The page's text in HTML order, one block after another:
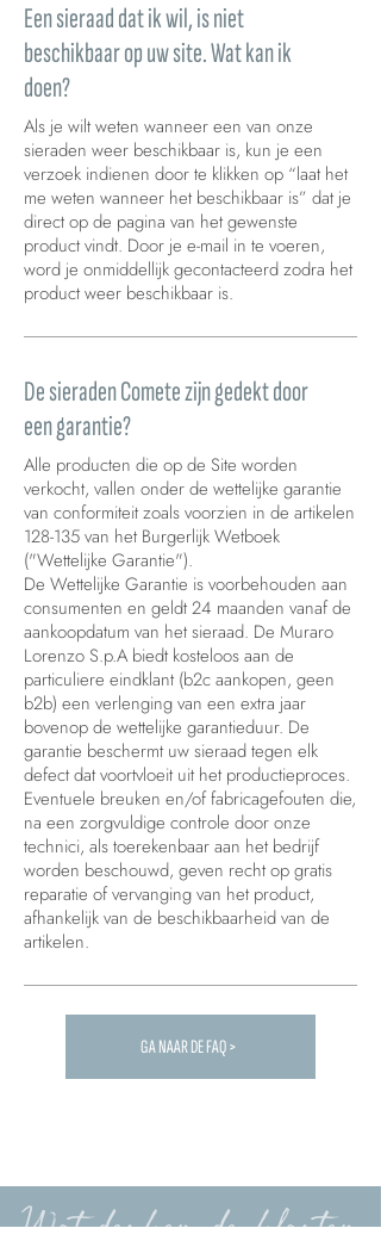
Een sieraad dat ik wil, is niet
beschikbaar op uw site. Wat kan ik
doen?
Als je wilt weten wanneer een van onze
sieraden weer beschikbaar is, kun je een
verzoek indienen door te klikken op “laat het
me weten wanneer het beschikbaar is” dat je
direct op de pagina van het gewenste
product vindt. Door je e-mail in te voeren,
word je onmiddellijk gecontacteerd zodra het
product weer beschikbaar is.
De sieraden Comete zijn gedekt door
een garantie?
Alle producten die op de Site worden
verkocht, vallen onder de wettelijke garantie
van conformiteit zoals voorzien in de artikelen
128-135 van het Burgerlijk Wetboek
("Wettelijke Garantie").
De Wettelijke Garantie is voorbehouden aan
consumenten en geldt 24 maanden vanaf de
aankoopdatum van het sieraad. De Muraro
Lorenzo S.p.A biedt kosteloos aan de
particuliere eindklant (b2c aankopen, geen
b2b) een verlenging van een extra jaar
bovenop de wettelijke garantieduur. De
garantie beschermt uw sieraad tegen elk
defect dat voortvloeit uit het productieproces.
Eventuele breuken en/of fabricagefouten die,
na een zorgvuldige controle door onze
technici, als toerekenbaar aan het bedrijf
worden beschouwd, geven recht op gratis
reparatie of vervanging van het product,
afhankelijk van de beschikbaarheid van de
artikelen.
Carica altre FAQ...
GA NAAR DE FAQ >
Wat denken de klanten